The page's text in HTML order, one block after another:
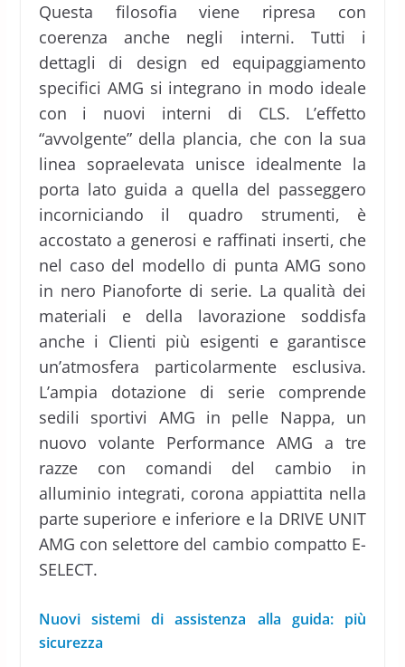
Questa filosofia viene ripresa con
coerenza anche negli interni. Tutti i
dettagli di design ed equipaggiamento
specifici AMG si integrano in modo ideale
con i nuovi interni di CLS. L’effetto
“avvolgente” della plancia, che con la sua
linea sopraelevata unisce idealmente la
porta lato guida a quella del passeggero
incorniciando il quadro strumenti, è
accostato a generosi e raffinati inserti, che
nel caso del modello di punta AMG sono
in nero Pianoforte di serie. La qualità dei
materiali e della lavorazione soddisfa
anche i Clienti più esigenti e garantisce
un’atmosfera particolarmente esclusiva.
L’ampia dotazione di serie comprende
sedili sportivi AMG in pelle Nappa, un
nuovo volante Performance AMG a tre
razze con comandi del cambio in
alluminio integrati, corona appiattita nella
parte superiore e inferiore e la DRIVE UNIT
AMG con selettore del cambio compatto E-
SELECT.
Nuovi sistemi di assistenza alla guida: più
sicurezza